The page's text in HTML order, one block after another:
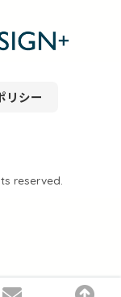
リシー
reserved.